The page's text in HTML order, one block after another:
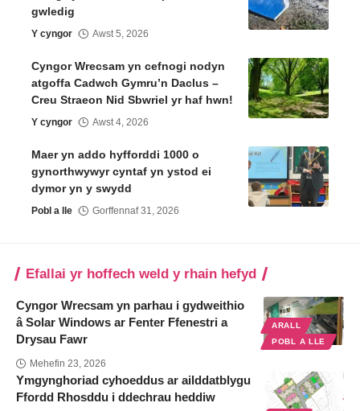
gwledig
Y cyngor Awst 5, 2026
Cyngor Wrecsam yn cefnogi nodyn
atgoffa Cadwch Gymru’n Daclus –
Creu Straeon Nid Sbwriel yr haf hwn!
Y cyngor Awst 4, 2026
Maer yn addo hyfforddi 1000 o
gynorthwywyr cyntaf yn ystod ei
dymor yn y swydd
Pobl a lle Gorffennaf 31, 2026
Efallai yr hoffech weld y rhain hefyd
ARALL
POBL A LLE
Cyngor Wrecsam yn parhau i gydweithio
â Solar Windows ar Fenter Ffenestri a
Drysau Fawr
Mehefin 23, 2026
Ymgynghoriad cyhoeddus ar ailddatblygu
Ffordd Rhosddu i ddechrau heddiw